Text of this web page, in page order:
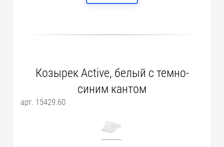
Козырек Active, белый с темно-
синим кантом
арт. 15429.60